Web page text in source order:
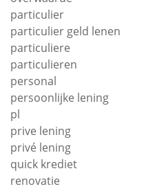
particulier
particulier geld lenen
particuliere
particulieren
personal
persoonlijke lening
pl
prive lening
privé lening
quick krediet
renovatie